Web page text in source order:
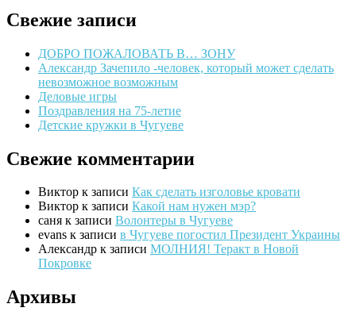
Свежие записи
ДОБРО ПОЖАЛОВАТЬ В… ЗОНУ
Александр Зачепило -человек, который может сделать
невозможное возможным
Деловые игры
Поздравления на 75-летие
Детские кружки в Чугуеве
Свежие комментарии
Виктор к записи Как сделать изголовье кровати
Виктор к записи Какой нам нужен мэр?
саня к записи Волонтеры в Чугуеве
evans к записи в Чугуеве погостил Президент Украины
Александр к записи МОЛНИЯ! Теракт в Новой
Покровке
Архивы